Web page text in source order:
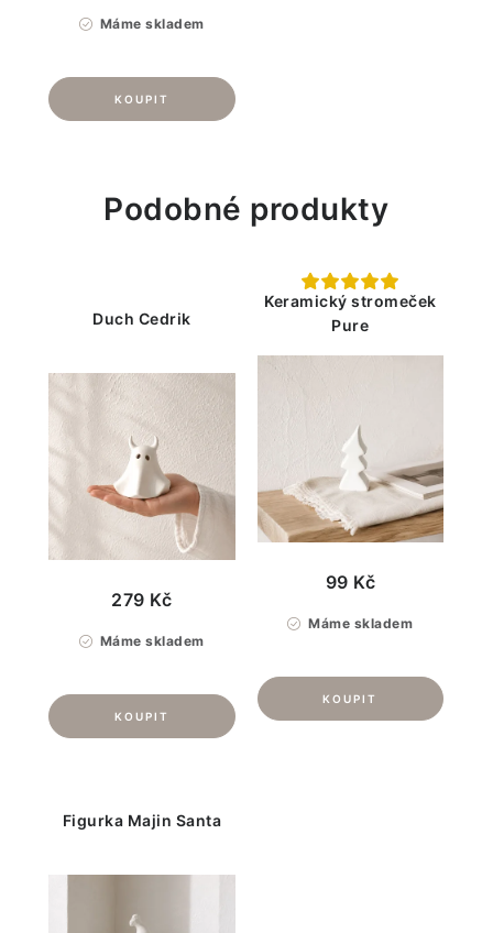
Máme skladem
Podobné produkty
Duch Cedrik
Máme skladem
279 Kč
Keramický stromeček
Pure
Máme skladem
99 Kč
Figurka Majin Santa